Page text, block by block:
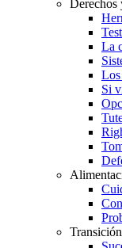
Derechos
La
Los
Si